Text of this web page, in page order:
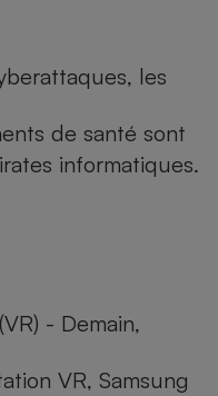
les
de santé sont
informatiques.
- Demain,
VR, Samsung